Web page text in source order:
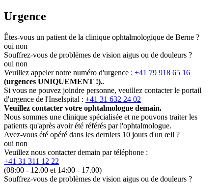
Urgence
Êtes-vous un patient de la clinique ophtalmologique de Berne ?
oui non
Souffrez-vous de problèmes de vision aigus ou de douleurs ?
oui non
Veuillez appeler notre numéro d'urgence : +41 79 918 65 16
(urgences UNIQUEMENT !)..
Si vous ne pouvez joindre personne, veuillez contacter le portail
d'urgence de l'Inselspital : +41 31 632 24 02
Veuillez contacter votre ophtalmologue demain.
Nous sommes une clinique spécialisée et ne pouvons traiter les
patients qu'après avoir été référés par l'ophtalmologue.
Avez-vous été opéré dans les derniers 10 jours d'un œil ?
oui non
Veuillez nous contacter demain par téléphone :
+41 31 311 12 22
(08:00 - 12.00 et 14:00 - 17.00)
Souffrez-vous de problèmes de vision aigus ou de douleurs ?